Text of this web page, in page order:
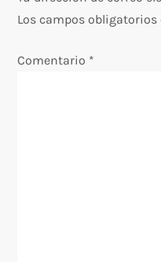
a
Los campos
Comentario *